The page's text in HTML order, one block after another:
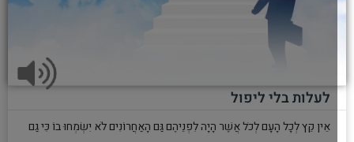
לעלות בלי ליפול
אֵין קֵץ לְכָל הָעָם לְכֹל אֲשֶׁר הָיָה לִפְנֵיהֶם גַּם הָאַחֲרוֹנִים לֹא יִשְׂמְחוּ בוֹ כִּי גַם